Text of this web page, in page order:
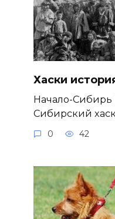
Хаски
Начало-Сибирь
Сибирский
0 42